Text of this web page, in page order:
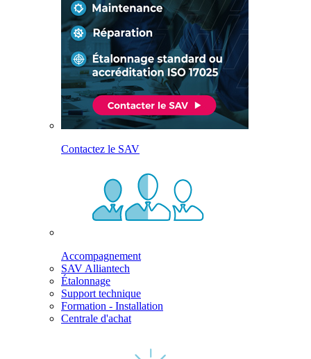
Contactez le SAV
Accompagnement
SAV Alliantech
Étalonnage
Support technique
Formation - Installation
Centrale d'achat